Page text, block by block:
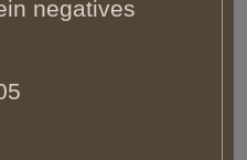
negatives